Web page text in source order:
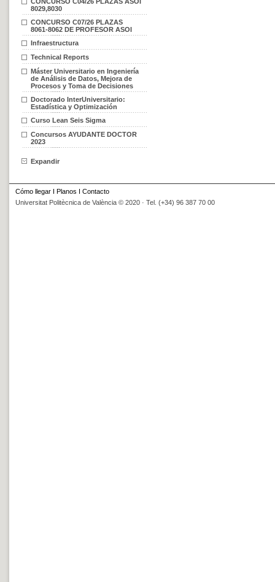
8029,8030
CONCURSO C07/26 PLAZAS
8061-8062 DE PROFESOR ASOI
Infraestructura
Technical Reports
Máster Universitario en Ingeniería
de Análisis de Datos, Mejora de
Procesos y Toma de Decisiones
Doctorado InterUniversitario:
Estadística y Optimización
Curso Lean Seis Sigma
Concursos AYUDANTE DOCTOR
2023
Expandir
Cómo llegar I Planos I Contacto
Universitat Politècnica de València © 2020 · Tel. (+34) 96 387 70 00